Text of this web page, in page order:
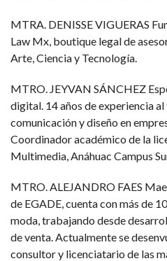
MTRA. DENISSE VIGUERAS
Law Mx, boutique legal de
Arte, Ciencia y Tecnología.
MTRO. JEYVAN SÁNCHEZ
digital. 14 años de experiencia
comunicación y diseño en
Coordinador académico de la
Multimedia, Anáhuac Campus
MTRO. ALEJANDRO FAES
de EGADE, cuenta con más de
moda, trabajando desde
de venta. Actualmente se
consultor y licenciatario de las